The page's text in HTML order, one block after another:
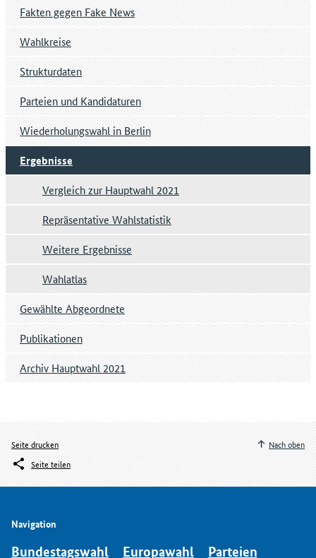
Fakten gegen Fake News
Wahlkreise
Strukturdaten
Parteien und Kandidaturen
Wiederholungswahl in Berlin
Ergebnisse
Vergleich zur Hauptwahl 2021
Repräsentative Wahlstatistik
Weitere Ergebnisse
Wahlatlas
Gewählte Abgeordnete
Publikationen
Archiv Hauptwahl 2021
Seite drucken
Seite teilen
Nach oben
Navigation
Bundestagswahl Europawahl Parteien